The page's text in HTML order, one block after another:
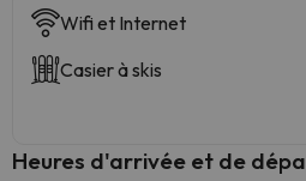
Wifi et Internet
Casier à skis
Heures d'arrivée et de